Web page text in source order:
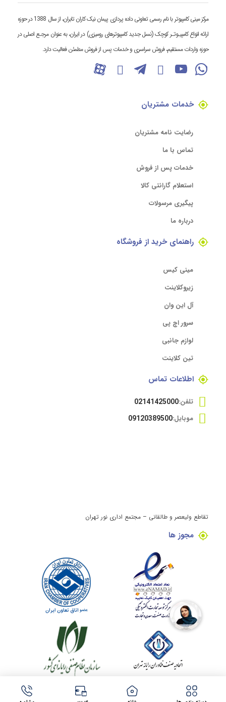
مرکز مینی کامپیوتر با نام رسمی تعاونی داده پردازی پیمان نیک کاران تابران، از سال 1388 در حوزه
ارائه انواع کامپیـوتـر کوچک (نسل جدید کامپیوترهای رومیزی) در ایران، به عنوان مرجـع اصلی در
حوزه واردات مستقیم، فروش سراسری و خدمات پس از فروش مطمئن فعالیت دارد.
خدمات مشتریان
رضایت نامه مشتریان
تماس با ما
خدمات پس از فروش
استعلام گارانتی کالا
پیگیری مرسولات
درباره ما
راهنمای خرید از فروشگاه
مینی کیس
زیروکلاینت
آل این وان
سرور اچ پی
لوازم جانبی
تین کلاینت
اطلاعات تماس
تلفن:02141425000
موبایل:09120389500
تقاطع ولیعصر و طالقانی – مجتمع اداری نور تهران
مجوز ها
کلیه حقوق این وبسایت برای مینی کامپیوتر محفوظ می باشد.